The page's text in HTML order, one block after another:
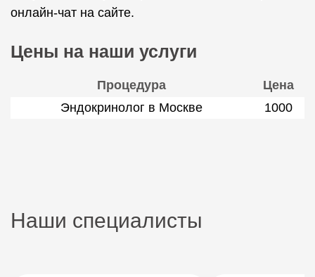
онлайн-чат на сайте.
Цены на наши услуги
Процедура
Цена
Эндокринолог в Москве
1000
Наши специалисты